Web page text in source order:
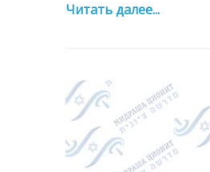
Читать далее...